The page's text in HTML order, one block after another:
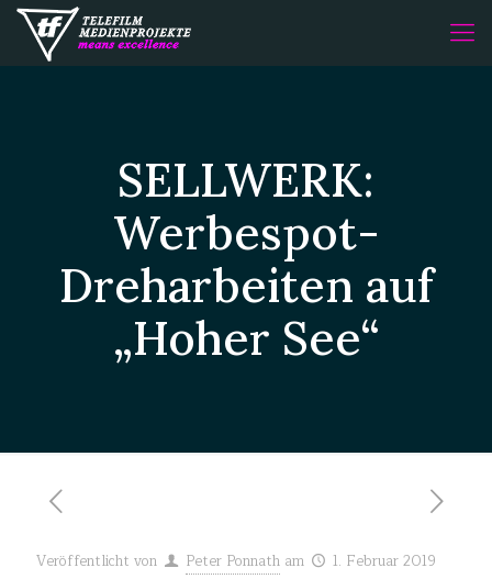
SELLWERK:
Werbespot-
Dreharbeiten auf
„Hoher See“
Veröffentlicht von Peter Ponnath am 1. Februar 2019